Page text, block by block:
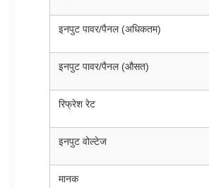
इनपुट पावर/पैनल (अधिकतम)
इनपुट पावर/पैनल (औसत)
रिफ्रेश रेट
इनपुट वोल्टेज
मानक